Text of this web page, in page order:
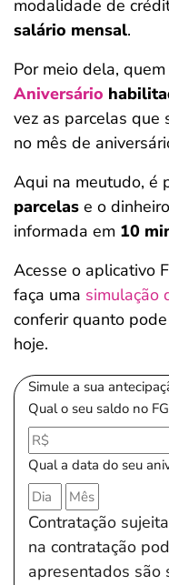
modalidade de
salário mensal.
Por meio dela,
Aniversário
vez as parcelas que
no mês de
Aqui na meutudo, é
parcelas e o
informada em 10
Acesse o aplicativo
faça uma simulação
conferir quanto
hoje.
Simule a sua
Qual o seu saldo no
Qual a data do seu
Contratação
na contratação
apresentados são